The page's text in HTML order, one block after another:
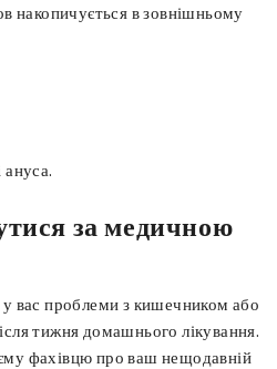
накопичується в зовнішньому
за медичною
у вас проблеми з кишечником або
тижня домашнього лікування.
фахівцю про ваш нещодавній